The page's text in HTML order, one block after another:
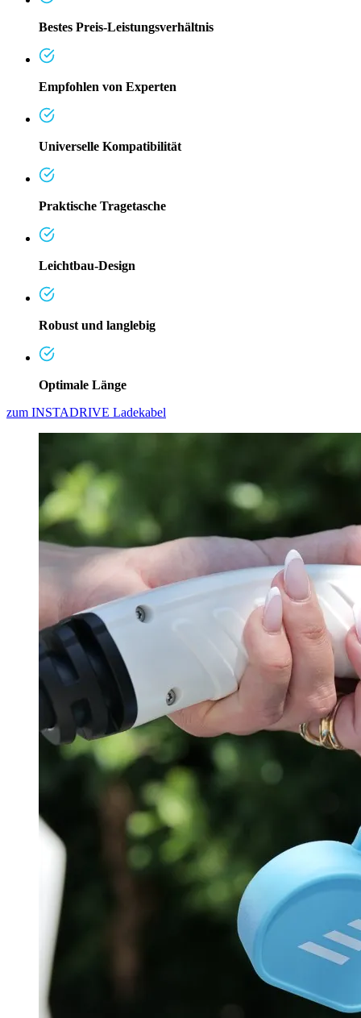
Bestes Preis-Leistungsverhältnis
Empfohlen von Experten
Universelle Kompatibilität
Praktische Tragetasche
Leichtbau-Design
Robust und langlebig
Optimale Länge
zum INSTADRIVE Ladekabel